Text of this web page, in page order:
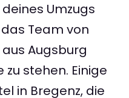
Umzugs
Team von
Augsburg
zu stehen. Einige
in Bregenz, die